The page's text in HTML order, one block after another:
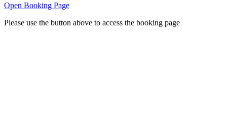
Open Booking Page
Please use the button above to access the booking page